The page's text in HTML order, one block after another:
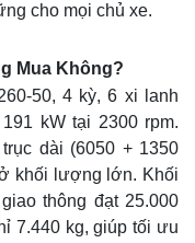
cho mọi chủ xe.
Mua Không?
50, 4 kỳ, 6 xi lanh
kW tại 2300 rpm.
dài (6050 + 1350
khối lượng lớn. Khối
thông đạt 25.000
7.440 kg, giúp tối ưu